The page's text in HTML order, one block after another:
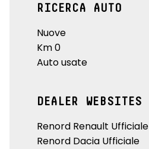
RICERCA AUTO
Nuove
Km 0
Auto usate
DEALER WEBSITES
Renord Renault Ufficiale
Renord Dacia Ufficiale